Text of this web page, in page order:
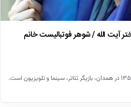
آیت الله / شوهر فوتبالیست خانم
فقیهه سلطانی متولد ۲۹ مرداد ۱۳۵۳ در همدان، بازیگر تئاتر، سینما و تلویزیون است.